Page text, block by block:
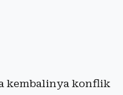
kembalinya konflik